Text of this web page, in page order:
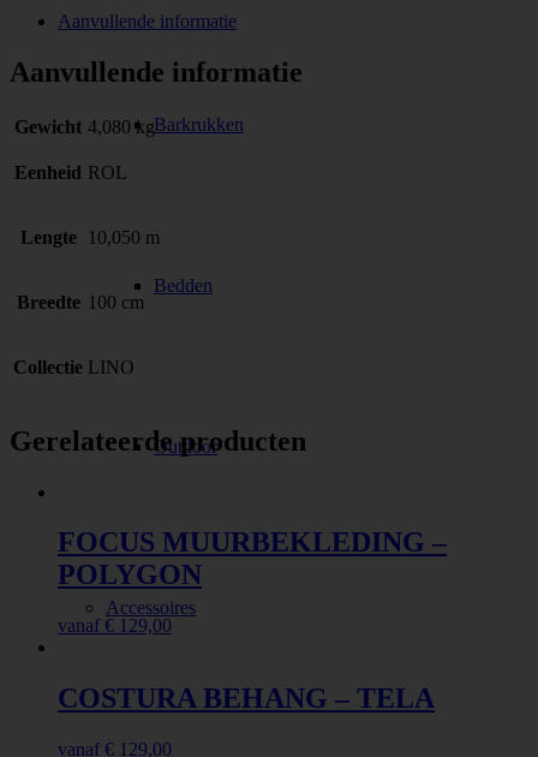
Barkrukken
Bedden
Outdoor
Accessoires
Aanvullende informatie
Aanvullende informatie
Gewicht 4,080 kg
Eenheid ROL
Lengte 10,050 m
Breedte 100 cm
Collectie LINO
Gerelateerde producten
FOCUS MUURBEKLEDING –
POLYGON
vanaf € 129,00
COSTURA BEHANG – TELA
vanaf € 129,00